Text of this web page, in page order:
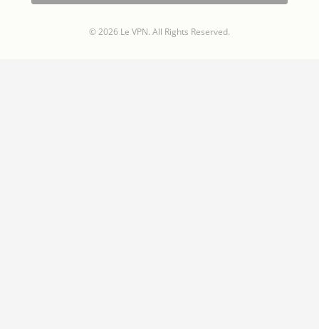
© 2026 Le VPN. All Rights Reserved.